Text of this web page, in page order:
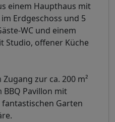
einem Haupthaus mit
Erdgeschoss und 5
WC und einem
Studio, offener Küche
zur ca. 200 m²
Pavillon mit
Garten